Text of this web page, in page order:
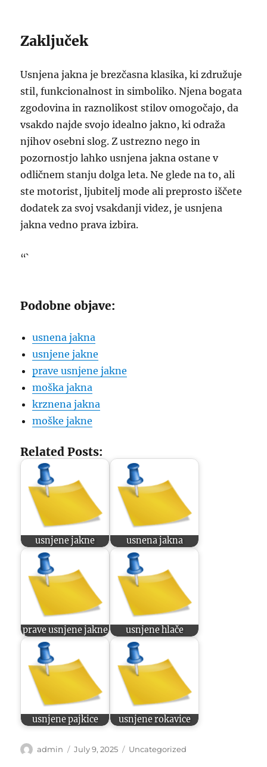
Zaključek
Usnjena jakna je brezčasna klasika, ki združuje
stil, funkcionalnost in simboliko. Njena bogata
zgodovina in raznolikost stilov omogočajo, da
vsakdo najde svojo idealno jakno, ki odraža
njihov osebni slog. Z ustrezno nego in
pozornostjo lahko usnjena jakna ostane v
odličnem stanju dolga leta. Ne glede na to, ali
ste motorist, ljubitelj mode ali preprosto iščete
dodatek za svoj vsakdanji videz, je usnjena
jakna vedno prava izbira.
“`
Podobne objave:
usnena jakna
usnjene jakne
prave usnjene jakne
moška jakna
krznena jakna
moške jakne
Related Posts:
usnjene jakne usnena jakna
prave usnjene jakne usnjene hlače
usnjene pajkice usnjene rokavice
Author
admin
Posted
July 9, 2025 Categories
Uncategorized